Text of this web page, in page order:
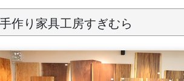
作り家具工房すぎむら